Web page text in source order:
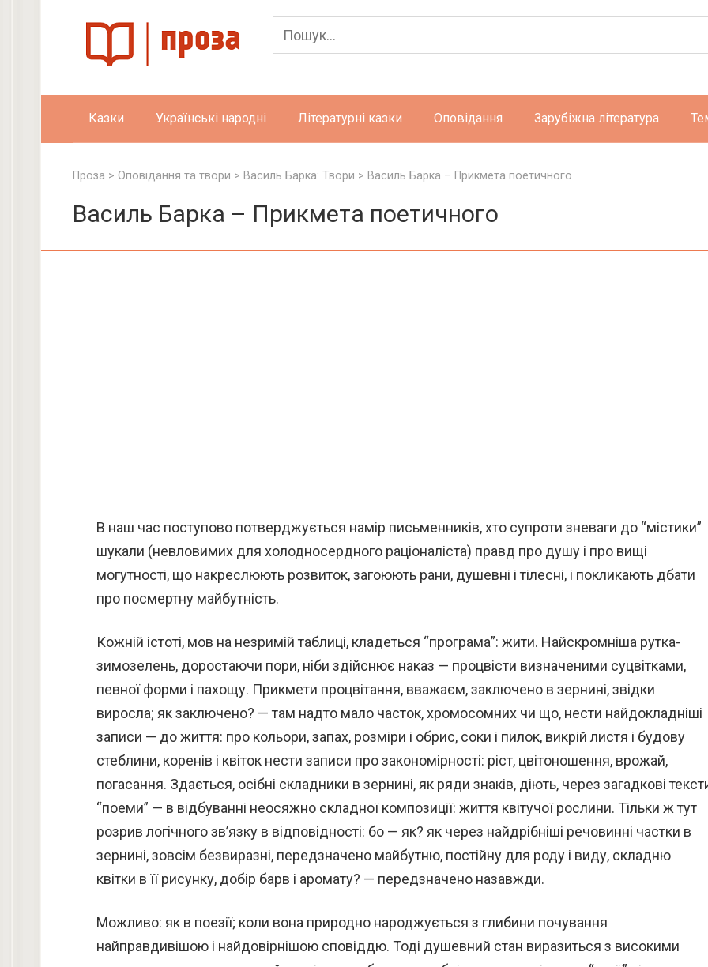
Казки Українські народні Літературні казки Оповідання Зарубіжна література
Проза > Оповідання та твори > Василь Барка: Твори > Василь Барка – Прикмета поетичного
Василь Барка – Прикмета поетичного
В наш час поступово потверджується намір письменників, хто супроти зневаги до “містики”
шукали (невловимих для холодносердного раціоналіста) правд про душу і про вищі
могутності, що накреслюють розвиток, загоюють рани, душевні і тілесні, і покликають дбати
про посмертну майбутність.
Кожній істоті, мов на незримій таблиці, кладеться “програма”: жити. Найскромніша рутка-
зимозелень, доростаючи пори, ніби здійснює наказ — процвісти визначеними суцвітками,
певної форми і пахощу. Прикмети процвітання, вважаєм, заключено в зернині, звідки
виросла; як заключено? — там надто мало часток, хромосомних чи що, нести найдокладніші
записи — до життя: про кольори, запах, розміри і обрис, соки і пилок, викрій листя і будову
стеблини, коренів і квіток нести записи про закономірності: ріст, цвітоношення, врожай,
погасання. Здається, осібні складники в зернині, як ряди знаків, діють, через загадкові
“поеми” — в відбуванні неосяжно складної композиції: життя квітучої рослини. Тільки ж тут
розрив логічного зв’язку в відповідності: бо — як? як через найдрібніші речовинні частки в
зернині, зовсім безвиразні, передзначено майбутню, постійну для роду і виду, складню
квітки в її рисунку, добір барв і аромату? — передзначено назавжди.
Можливо: як в поезії; коли вона природно народжується з глибини почування
найправдивішою і найдовірнішою сповіддю. Тоді душевний стан виразиться з високими